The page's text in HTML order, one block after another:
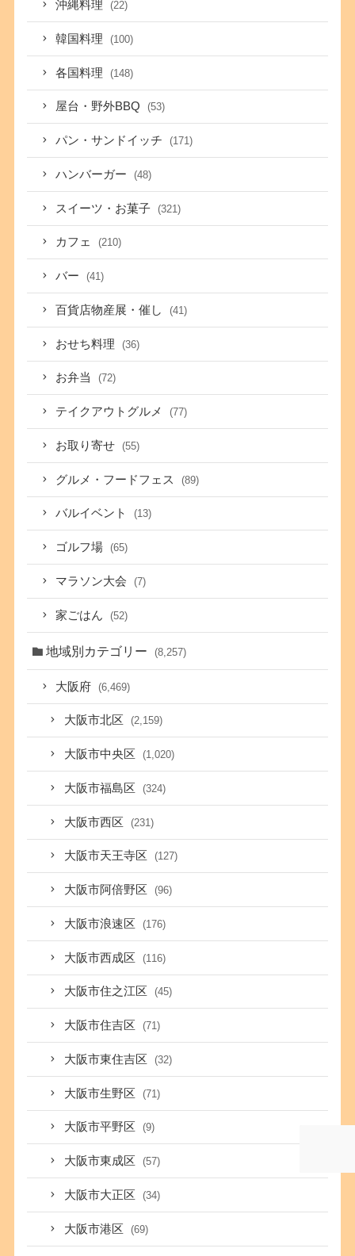
沖縄料理 (22)
韓国料理 (100)
各国料理 (148)
屋台・野外BBQ (53)
パン・サンドイッチ (171)
ハンバーガー (48)
スイーツ・お菓子 (321)
カフェ (210)
バー (41)
百貨店物産展・催し (41)
おせち料理 (36)
お弁当 (72)
テイクアウトグルメ (77)
お取り寄せ (55)
グルメ・フードフェス (89)
バルイベント (13)
ゴルフ場 (65)
マラソン大会 (7)
家ごはん (52)
地域別カテゴリー (8,257)
大阪府 (6,469)
大阪市北区 (2,159)
大阪市中央区 (1,020)
大阪市福島区 (324)
大阪市西区 (231)
大阪市天王寺区 (127)
大阪市阿倍野区 (96)
大阪市浪速区 (176)
大阪市西成区 (116)
大阪市住之江区 (45)
大阪市住吉区 (71)
大阪市東住吉区 (32)
大阪市生野区 (71)
大阪市平野区 (9)
大阪市東成区 (57)
大阪市大正区 (34)
大阪市港区 (69)